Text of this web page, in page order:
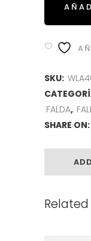
SKU:
FALDA,
SHARE ON: